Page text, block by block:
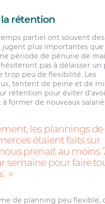
la rétention
partiel ont souvent des
jugent plus importantes que
période de pénurie de
pas à délaisser un
trop peu de flexibilité. Les
tentent de peine et de
rétention pour éviter
former de nouveaux
les plannings
étaient faits sur
prenait au moins
semaine pour faire
de planning peu flexible,